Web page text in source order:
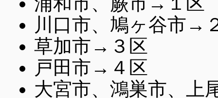
川口市、鳩ヶ谷市→
草加市→３区
戸田市→４区
大宮市、鴻巣市、上